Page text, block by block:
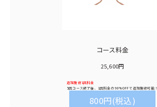
コース料金
25,600円
追加施術1回料金
5回コース終了後、1回料金の 90%OFFで追加施術可能！
800円(税込)